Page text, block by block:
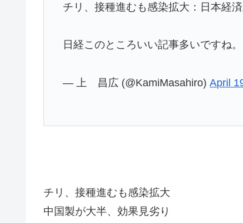
チリ、接種進むも感染拡大：日本経
日経このところいい記事多いですね。
— 上 昌広 (@KamiMasahiro)April
チリ、接種進むも感染拡大
中国製が大半、効果見劣り